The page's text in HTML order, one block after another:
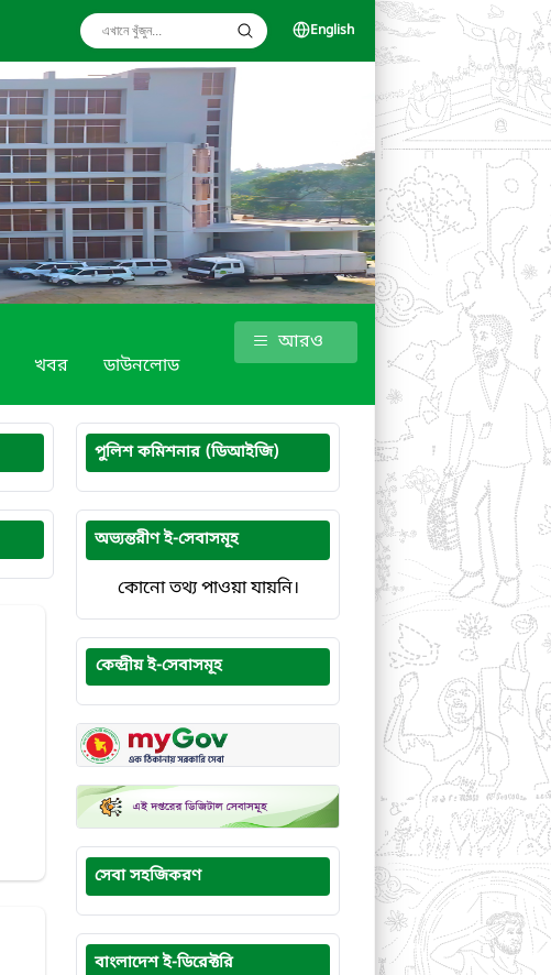
English
খবর ডাউনলোড
আরও
পুলিশ কমিশনার (ডিআইজি)
অভ্যন্তরীণ ই-সেবাসমূহ
কোনো তথ্য পাওয়া যায়নি।
কেন্দ্রীয় ই-সেবাসমূহ
সেবা সহজিকরণ
বাংলাদেশ ই-ডিরেক্টরি